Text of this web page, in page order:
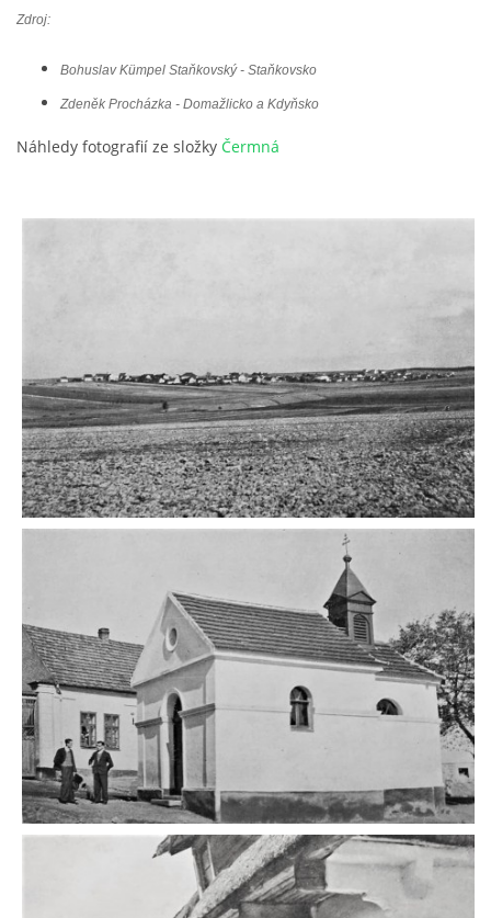
Zdroj:
Bohuslav Kümpel Staňkovský - Staňkovsko
Zdeněk Procházka - Domažlicko a Kdyňsko
Náhledy fotografií ze složky Čermná